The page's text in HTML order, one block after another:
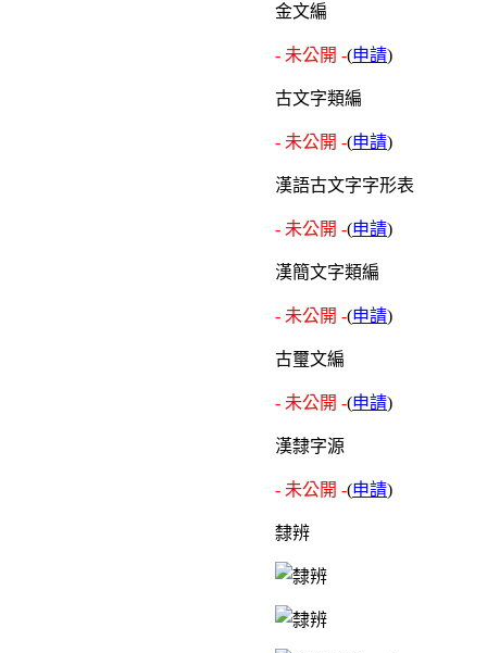
金文編
- 未公開 -(申請)
古文字類編
- 未公開 -(申請)
漢語古文字字形表
- 未公開 -(申請)
漢簡文字類編
- 未公開 -(申請)
古璽文編
- 未公開 -(申請)
漢隸字源
- 未公開 -(申請)
隸辨